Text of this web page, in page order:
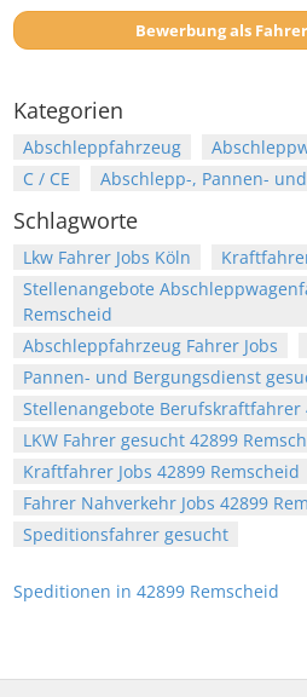
Kategorien
Abschleppfahrzeug
C / CE
Abschlepp-, Pannen-
Schlagworte
Lkw Fahrer Jobs Köln
Stellenangebote
Remscheid
Abschleppfahrzeug Fahrer Jobs
Pannen- und Bergungsdienst
Stellenangebote Berufskraftfahrer
LKW Fahrer gesucht 42899
Kraftfahrer Jobs 42899 Remscheid
Fahrer Nahverkehr Jobs 42899
Speditionsfahrer gesucht
Speditionen in 42899 Remscheid